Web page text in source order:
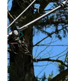
Pehuenche va
va captivar el